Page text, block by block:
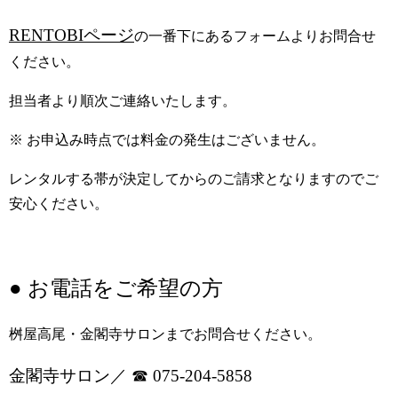
RENTOBIページの一番下にあるフォームよりお問合せ
ください。
担当者より順次ご連絡いたします。
※ お申込み時点では料金の発生はございません。
レンタルする帯が決定してからのご請求となりますのでご
安心ください。
● お電話をご希望の方
桝屋高尾・金閣寺サロンまでお問合せください。
金閣寺サロン／ ☎︎ 075-204-5858